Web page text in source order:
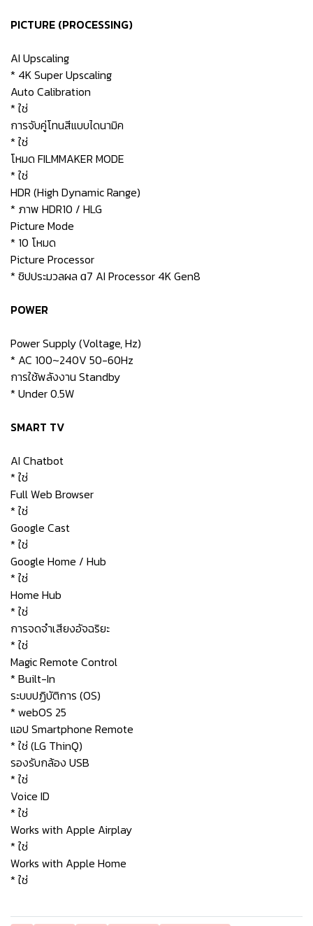
PICTURE (PROCESSING)
AI Upscaling
* 4K Super Upscaling
Auto Calibration
* ใช่
การจับคู่โทนสีแบบไดนามิค
* ใช่
โหมด FILMMAKER MODE
* ใช่
HDR (High Dynamic Range)
* ภาพ HDR10 / HLG
Picture Mode
* 10 โหมด
Picture Processor
* ชิปประมวลผล α7 AI Processor 4K Gen8
POWER
Power Supply (Voltage, Hz)
* AC 100~240V 50-60Hz
การใช้พลังงาน Standby
* Under 0.5W
SMART TV
AI Chatbot
* ใช่
Full Web Browser
* ใช่
Google Cast
* ใช่
Google Home / Hub
* ใช่
Home Hub
* ใช่
การจดจำเสียงอัจฉริยะ
* ใช่
Magic Remote Control
* Built-In
ระบบปฏิบัติการ (OS)
* webOS 25
แอป Smartphone Remote
* ใช่ (LG ThinQ)
รองรับกล้อง USB
* ใช่
Voice ID
* ใช่
Works with Apple Airplay
* ใช่
Works with Apple Home
* ใช่